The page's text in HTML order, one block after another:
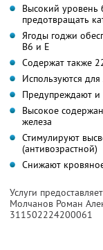
Высокий уровень
предотвращать
Ягоды годжи
В6 и Е
Содержат также
Используются
Предупреждают и
Высокое
железа
Стимулируют
(антивозрастной)
Снижают
Услуги
Молчанов Роман
311502224200061